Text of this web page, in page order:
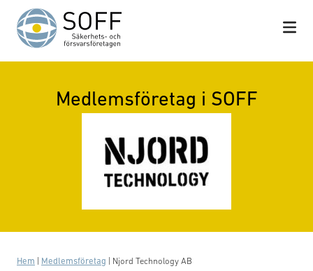
Hoppa till innehåll
Medlemsföretag i SOFF
Hem Medlemsföretag Njord Technology AB